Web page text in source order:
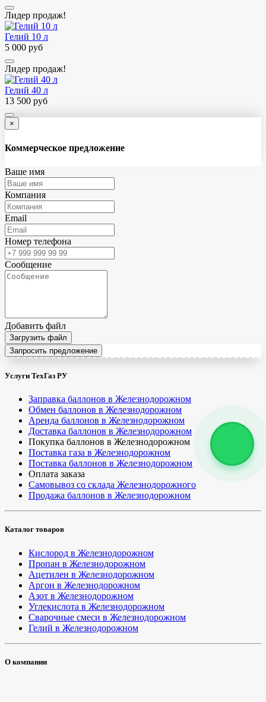
Лидер продаж!
Гелий 10 л
5 000 руб
Лидер продаж!
Гелий 40 л
13 500 руб
×
Коммерческое предложение
Ваше имя
Компания
Email
Номер телефона
Сообщение
Добавить файл
Загрузить файл
Запросить предложение
Услуги ТехГаз РУ
Заправка баллонов в Железнодорожном
Обмен баллонов в Железнодорожном
Аренда баллонов в Железнодорожном
Доставка баллонов в Железнодорожном
Покупка баллонов в Железнодорожном
Поставка газа в Железнодорожном
Поставка баллонов в Железнодорожном
Оплата заказа
Самовывоз со склада Железнодорожного
Продажа баллонов в Железнодорожном
Каталог товаров
Кислород в Железнодорожном
Пропан в Железнодорожном
Ацетилен в Железнодорожном
Аргон в Железнодорожном
Азот в Железнодорожном
Углекислота в Железнодорожном
Сварочные смеси в Железнодорожном
Гелий в Железнодорожном
О компании